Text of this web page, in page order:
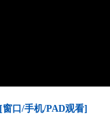
[窗口/手机/PAD观看]